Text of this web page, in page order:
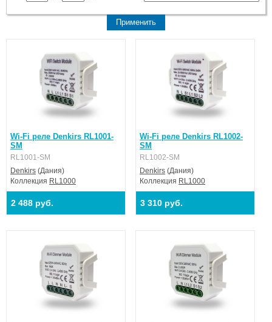
Wi-Fi реле Denkirs RL1001-
SM
RL1001-SM
Denkirs (Дания)
Коллекция RL1000
2 488 руб.
Wi-Fi реле Denkirs RL1002-
SM
RL1002-SM
Denkirs (Дания)
Коллекция RL1000
3 310 руб.